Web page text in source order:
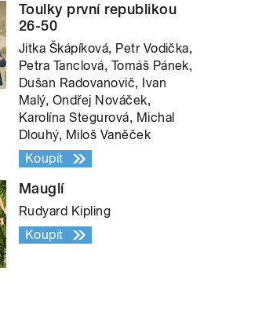
Toulky první republikou
26-50
Jitka Škápíková, Petr Vodička,
Petra Tanclová, Tomáš Pánek,
Dušan Radovanovič, Ivan
Malý, Ondřej Nováček,
Karolína Stegurová, Michal
Dlouhý, Miloš Vaněček
Koupit
Mauglí
Rudyard Kipling
Koupit